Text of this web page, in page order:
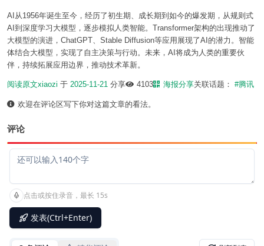
AI从1956年诞生至今，经历了初生期、成长期到如今的爆发期，从规则式
AI到深度学习大模型，逐步模拟人类智能。Transformer架构的出现推动了
大模型的演进，ChatGPT、Stable Diffusion等应用展现了AI的潜力。智能
体结合大模型，实现了自主决策与行动。未来，AI将成为人类的重要伙
伴，持续拓展应用边界，推动技术革新。
阅读原文xiaozi 于 2025-11-21 分享 4103 海报分享关联话题： #腾讯
欢迎在评论区写下你对这篇文章的看法。
评论